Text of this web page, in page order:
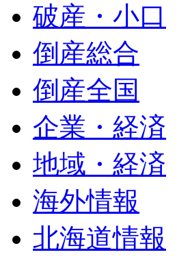
破産・小口
倒産総合
倒産全国
企業・経済
地域・経済
海外情報
北海道情報